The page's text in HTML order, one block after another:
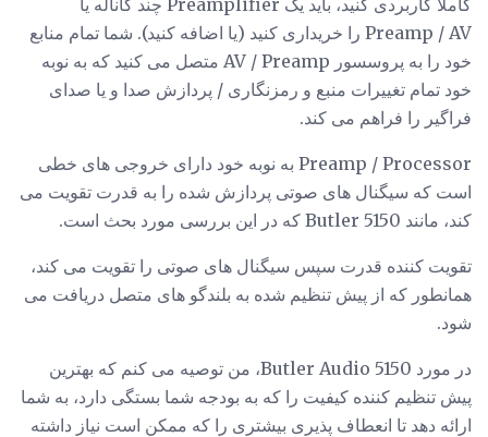
Preamp / AV را خریداری کنید (یا اضافه کنید). شما تمام منابع
خود را به پروسسور AV / Preamp متصل می کنید که به نوبه
خود تمام تغییرات منبع و رمزنگاری / پردازش صدا و یا صدای
فراگیر را فراهم می کند.
Preamp / Processor به نوبه خود دارای خروجی های خطی
است که سیگنال های صوتی پردازش شده را به قدرت تقویت می
کند، مانند Butler 5150 که در این بررسی مورد بحث است.
تقویت کننده قدرت سپس سیگنال های صوتی را تقویت می کند،
همانطور که از پیش تنظیم شده به بلندگو های متصل دریافت می
شود.
در مورد Butler Audio 5150، من توصیه می کنم که بهترین
پیش تنظیم کننده کیفیت را که به بودجه شما بستگی دارد، به شما
ارائه دهد تا انعطاف پذیری بیشتری را که ممکن است نیاز داشته